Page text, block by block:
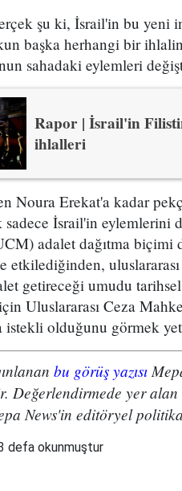
şu ki, İsrail'in bu yeni
başka herhangi bir
sahadaki eylemleri
Rapor | İsrail'in
ihlalleri
Noura Erekat'a kadar
sadece İsrail'in eylemlerini
adalet dağıtma biçimi
etkilediğinden,
getireceği umudu
Uluslararası Ceza
istekli olduğunu görmek
bu görüş yazısı
Değerlendirmede yer
News'in editöryel
defa okunmuştur